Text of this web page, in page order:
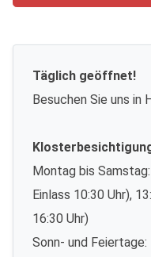
Täglich geöffnet!
Besuchen Sie uns in
Montag bis
Einlass 10:30 Uhr),
16:30 Uhr)
Sonn- und